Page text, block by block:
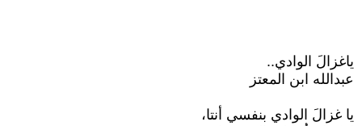
ياغزالَ الوادي..
عبدالله ابن المعتز
يا غزالَ الوادي بنفسي أنتا،